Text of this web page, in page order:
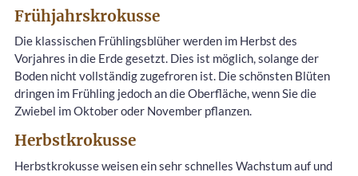
Frühjahrskrokusse
Die klassischen Frühlingsblüher werden im Herbst des
Vorjahres in die Erde gesetzt. Dies ist möglich, solange der
Boden nicht vollständig zugefroren ist. Die schönsten Blüten
dringen im Frühling jedoch an die Oberfläche, wenn Sie die
Zwiebel im Oktober oder November pflanzen.
Herbstkrokusse
Herbstkrokusse weisen ein sehr schnelles Wachstum auf und